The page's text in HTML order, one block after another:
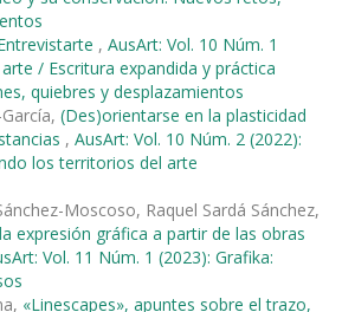
, AusArt: Vol. 10 Núm. 1
/ Escritura expandida y práctica
quiebres y desplazamientos
(Des)orientarse en la plasticidad
, AusArt: Vol. 10 Núm. 2 (2022):
los territorios del arte
Moscoso, Raquel Sardá Sánchez,
expresión gráfica a partir de las obras
Vol. 11 Núm. 1 (2023): Grafika:
«Linescapes», apuntes sobre el trazo,